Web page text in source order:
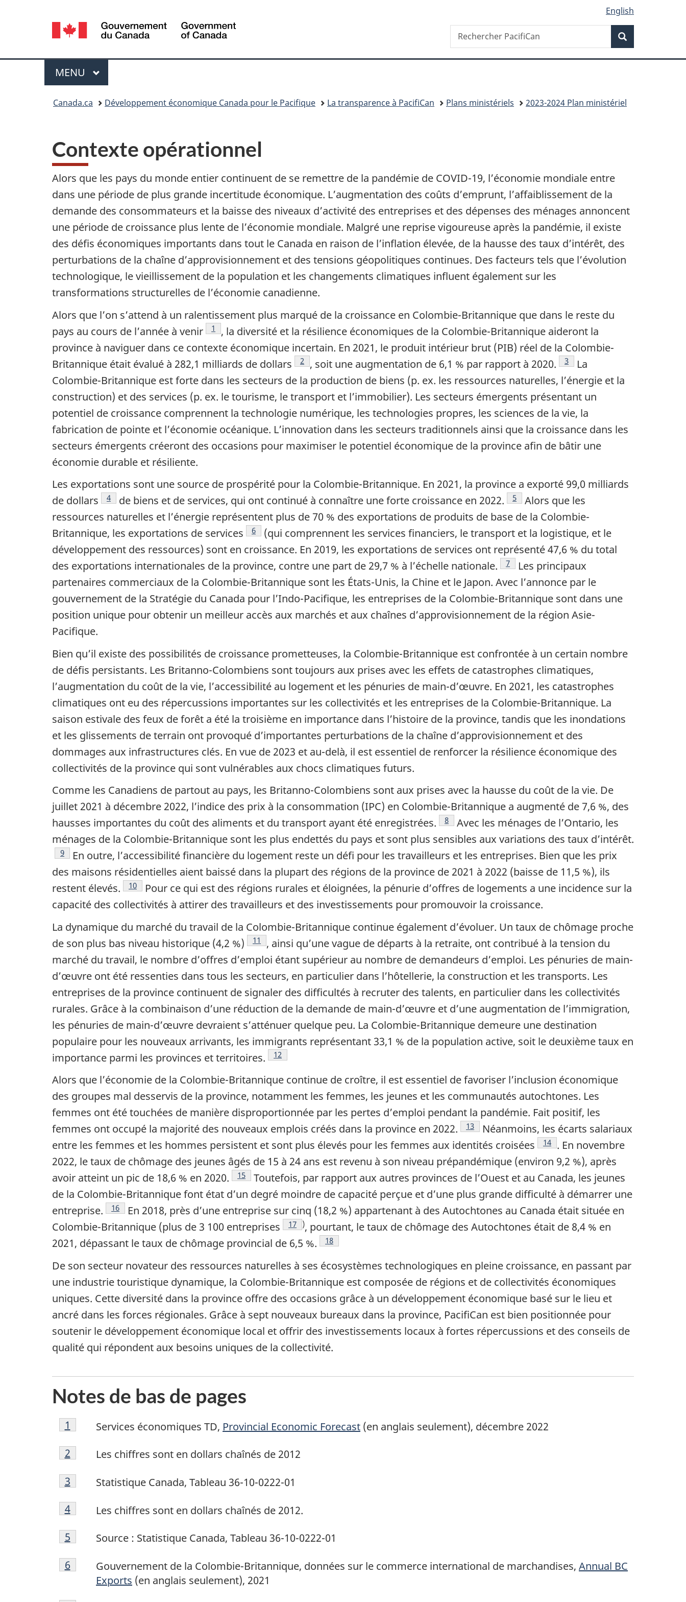
sujet
HTML
Sélection
de
la
langue
English
Canada
Recherche
Rechercher
PacifiCan
Menu
MENU PRINCIPAL
Canada.ca Développement économique Canada pour le Pacifique La transparence à PacifiCan Plans ministériels 2023-2024 Plan ministériel
Contexte opérationnel
Alors que les pays du monde entier continuent de se remettre de la pandémie de COVID-19, l’économie mondiale entre
dans une période de plus grande incertitude économique. L’augmentation des coûts d’emprunt, l’affaiblissement de la
demande des consommateurs et la baisse des niveaux d’activité des entreprises et des dépenses des ménages annoncent
une période de croissance plus lente de l’économie mondiale. Malgré une reprise vigoureuse après la pandémie, il existe
des défis économiques importants dans tout le Canada en raison de l’inflation élevée, de la hausse des taux d’intérêt, des
perturbations de la chaîne d’approvisionnement et des tensions géopolitiques continues. Des facteurs tels que l’évolution
technologique, le vieillissement de la population et les changements climatiques influent également sur les
transformations structurelles de l’économie canadienne.
Alors que l’on s’attend à un ralentissement plus marqué de la croissance en Colombie-Britannique que dans le reste du
pays au cours de l’année à venir
Alors que l’on s’attend à un ralentissement plus marqué de la croissance en Colombie-Britannique que dans le reste du pays au cours
1
, la diversité et la résilience économiques de la Colombie-Britannique aideront la
province à naviguer dans ce contexte économique incertain. En 2021, le produit intérieur brut (PIB) réel de la Colombie-
Britannique était évalué à 282,1 milliards de dollars
Note de bas de page
2 , soit une augmentation de 6,1 % par rapport à 2020. Note de bas de page
3
La
Colombie-Britannique est forte dans les secteurs de la production de biens (p. ex. les ressources naturelles, l’énergie et la
construction) et des services (p. ex. le tourisme, le transport et l’immobilier). Les secteurs émergents présentant un
potentiel de croissance comprennent la technologie numérique, les technologies propres, les sciences de la vie, la
fabrication de pointe et l’économie océanique. L’innovation dans les secteurs traditionnels ainsi que la croissance dans les
secteurs émergents créeront des occasions pour maximiser le potentiel économique de la province afin de bâtir une
économie durable et résiliente.
Les exportations sont une source de prospérité pour la Colombie-Britannique. En 2021, la province a exporté 99,0 milliards
de dollars
Note de bas de page
4 de biens et de services, qui ont continué à connaître une forte croissance en 2022. Note de bas de page
5
Alors que les
ressources naturelles et l’énergie représentent plus de 70 % des exportations de produits de base de la Colombie-
Britannique, les exportations de services
Note de bas de page
6
(qui comprennent les services financiers, le transport et la logistique, et le
développement des ressources) sont en croissance. En 2019, les exportations de services ont représenté 47,6 % du total
des exportations internationales de la province, contre une part de 29,7 % à l’échelle nationale.
Note de bas de page
7
Les principaux
partenaires commerciaux de la Colombie-Britannique sont les États-Unis, la Chine et le Japon. Avec l’annonce par le
gouvernement de la Stratégie du Canada pour l’Indo-Pacifique, les entreprises de la Colombie-Britannique sont dans une
position unique pour obtenir un meilleur accès aux marchés et aux chaînes d’approvisionnement de la région Asie-
Pacifique.
Bien qu’il existe des possibilités de croissance prometteuses, la Colombie-Britannique est confrontée à un certain nombre
de défis persistants. Les Britanno-Colombiens sont toujours aux prises avec les effets de catastrophes climatiques,
l’augmentation du coût de la vie, l’accessibilité au logement et les pénuries de main-d’œuvre. En 2021, les catastrophes
climatiques ont eu des répercussions importantes sur les collectivités et les entreprises de la Colombie-Britannique. La
saison estivale des feux de forêt a été la troisième en importance dans l’histoire de la province, tandis que les inondations
et les glissements de terrain ont provoqué d’importantes perturbations de la chaîne d’approvisionnement et des
dommages aux infrastructures clés. En vue de 2023 et au-delà, il est essentiel de renforcer la résilience économique des
collectivités de la province qui sont vulnérables aux chocs climatiques futurs.
Comme les Canadiens de partout au pays, les Britanno-Colombiens sont aux prises avec la hausse du coût de la vie. De
juillet 2021 à décembre 2022, l’indice des prix à la consommation (IPC) en Colombie-Britannique a augmenté de 7,6 %, des
hausses importantes du coût des aliments et du transport ayant été enregistrées.
Note de bas de page
8
Avec les ménages de l’Ontario, les
ménages de la Colombie-Britannique sont les plus endettés du pays et sont plus sensibles aux variations des taux d’intérêt.
Note de bas de page
9
En outre, l’accessibilité financière du logement reste un défi pour les travailleurs et les entreprises. Bien que les prix
des maisons résidentielles aient baissé dans la plupart des régions de la province de 2021 à 2022 (baisse de 11,5 %), ils
restent élevés.
Note de bas de page
10
Pour ce qui est des régions rurales et éloignées, la pénurie d’offres de logements a une incidence sur la
capacité des collectivités à attirer des travailleurs et des investissements pour promouvoir la croissance.
La dynamique du marché du travail de la Colombie-Britannique continue également d’évoluer. Un taux de chômage proche
de son plus bas niveau historique (4,2 %)
Note de bas de page
11
, ainsi qu’une vague de départs à la retraite, ont contribué à la tension du
marché du travail, le nombre d’offres d’emploi étant supérieur au nombre de demandeurs d’emploi. Les pénuries de main-
d’œuvre ont été ressenties dans tous les secteurs, en particulier dans l’hôtellerie, la construction et les transports. Les
entreprises de la province continuent de signaler des difficultés à recruter des talents, en particulier dans les collectivités
rurales. Grâce à la combinaison d’une réduction de la demande de main-d’œuvre et d’une augmentation de l’immigration,
les pénuries de main-d’œuvre devraient s’atténuer quelque peu. La Colombie-Britannique demeure une destination
populaire pour les nouveaux arrivants, les immigrants représentant 33,1 % de la population active, soit le deuxième taux en
importance parmi les provinces et territoires.
Note de bas de page
12
Alors que l’économie de la Colombie-Britannique continue de croître, il est essentiel de favoriser l’inclusion économique
des groupes mal desservis de la province, notamment les femmes, les jeunes et les communautés autochtones. Les
femmes ont été touchées de manière disproportionnée par les pertes d’emploi pendant la pandémie. Fait positif, les
femmes ont occupé la majorité des nouveaux emplois créés dans la province en 2022.
Note de bas de page
13
Néanmoins, les écarts salariaux
entre les femmes et les hommes persistent et sont plus élevés pour les femmes aux identités croisées
Note de bas de page
14 . En novembre
2022, le taux de chômage des jeunes âgés de 15 à 24 ans est revenu à son niveau prépandémique (environ 9,2 %), après
avoir atteint un pic de 18,6 % en 2020.
Note de bas de page
15
Toutefois, par rapport aux autres provinces de l’Ouest et au Canada, les jeunes
de la Colombie-Britannique font état d’un degré moindre de capacité perçue et d’une plus grande difficulté à démarrer une
entreprise.
Note de bas de page
16
En 2018, près d’une entreprise sur cinq (18,2 %) appartenant à des Autochtones au Canada était située en
Colombie-Britannique (plus de 3 100 entreprises
Note de bas de page
17 ), pourtant, le taux de chômage des Autochtones était de 8,4 % en
2021, dépassant le taux de chômage provincial de 6,5 %.
Note de bas de page
18
De son secteur novateur des ressources naturelles à ses écosystèmes technologiques en pleine croissance, en passant par
une industrie touristique dynamique, la Colombie-Britannique est composée de régions et de collectivités économiques
uniques. Cette diversité dans la province offre des occasions grâce à un développement économique basé sur le lieu et
ancré dans les forces régionales. Grâce à sept nouveaux bureaux dans la province, PacifiCan est bien positionnée pour
soutenir le développement économique local et offrir des investissements locaux à fortes répercussions et des conseils de
qualité qui répondent aux besoins uniques de la collectivité.
Notes de bas de pages
Note
de
bas
de
page
Services économiques TD, Provincial Economic Forecast (en anglais seulement), décembre 2022
Retour à la référence de la note de bas de page
1
referrer
Note
de
bas
de
page
Les chiffres sont en dollars chaînés de 2012
Retour à la référence de la note de bas de page
2 referrer
Note
de
bas
de
page
Statistique Canada, Tableau 36-10-0222-01
Retour à la référence de la note de bas de page
3 referrer
Note
de
bas
de
page
Les chiffres sont en dollars chaînés de 2012.
Retour à la référence de la note de bas de page
4referrer
Note
de
bas
de
Source : Statistique Canada, Tableau 36-10-0222-01
Retour à la référence de la note de bas de page
5 referrer
Note
de
Gouvernement de la Colombie-Britannique, données sur le commerce international de marchandises, Annual BC
Exports (en anglais seulement), 2021
Retour à la référence de la note de bas de page
6 referrer